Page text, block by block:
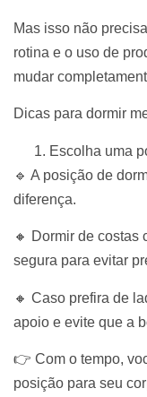
Mas isso não
rotina e o uso de
mudar
Dicas para dormir
Escolha uma
🔹 A posição de
diferença.
🔸 Dormir de costas
segura para evitar
🔸 Caso prefira de
apoio e evite que a
👉 Com o tempo,
posição para seu